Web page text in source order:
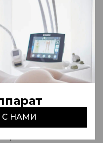
С НАМИ
в общую
популярности
шторкой, которая
практически
графичных
стрижка с
более мягкого
с косой
техники,
для круглого
овал и